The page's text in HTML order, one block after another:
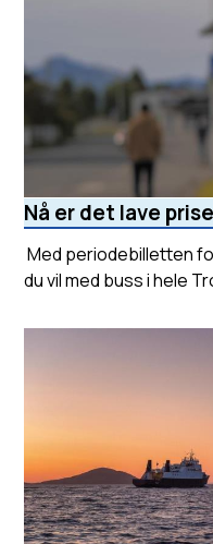
Nå er det lave
Med periodebilletten
du vil med buss i hele